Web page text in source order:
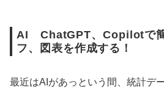
AI ChatGPT、Copilotで
フ、図表を作成する！
最近はAIがあっという間、統計デ